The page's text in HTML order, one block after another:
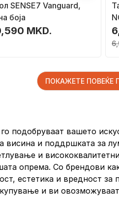
SENSE7 Vanguard,
боја
MKD.
ПОКАЖЕТЕ ПОВЕЌЕ
подобруваат вашето
и поддршката за
и
опрема. Со брендови
естетика и вредност
и ви